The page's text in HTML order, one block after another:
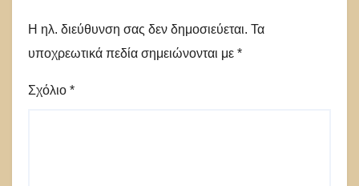
Η ηλ. διεύθυνση σας δεν δημοσιεύεται. Τα
υποχρεωτικά πεδία σημειώνονται με *
Σχόλιο *